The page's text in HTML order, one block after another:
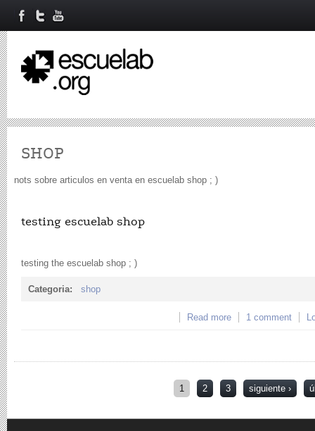
SHOP
nots sobre articulos en venta en escuelab shop ; )
testing escuelab shop
testing the escuelab shop ; )
Categoria: shop
Read more about testing
1 comment
1 2 3 siguiente ›